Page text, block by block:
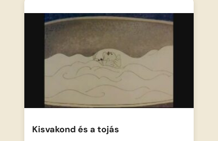
Kisvakond és a tojás